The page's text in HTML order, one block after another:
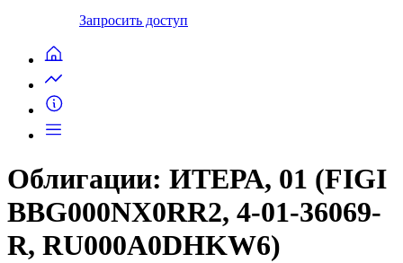
Запросить доступ
Облигации: ИТЕРА, 01 (FIGI
BBG000NX0RR2, 4-01-36069-
R, RU000A0DHKW6)